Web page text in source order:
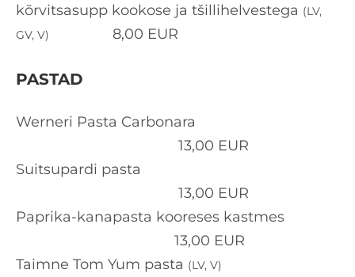
kõrvitsasupp kookose ja tšillihelvestega (LV,
GV, V)
8,00 EUR
PASTAD
Werneri Pasta Carbonara
13,00 EUR
Suitsupardi pasta
13,00 EUR
Paprika-kanapasta kooreses kastmes
13,00 EUR
Taimne Tom Yum pasta (LV, V)